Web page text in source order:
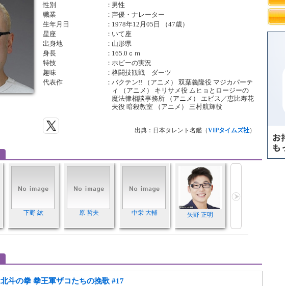
性別
： 男性
職業
：声優・ナレーター
生年月日
： 1978年12月05日 （47歳）
星座
： いて座
出身地
： 山形県
身長
： 165.0ｃｍ
特技
：ホビーの実況
趣味
：格闘技観戦 ダーツ
代表作
：バクテン!! （アニメ） 双葉義隆役 マジカパーテ
ィ （アニメ） キリサメ役 ムヒョとロージーの
魔法律相談事務所 （アニメ） エビス／恵比寿花
夫役 暗殺教室 （アニメ） 三村航輝役
出典：日本タレント名鑑（VIPタイムズ社）
下野 紘 原 哲夫 中栄 大輔 矢野 正明
北斗の拳 拳王軍ザコたちの挽歌 #17